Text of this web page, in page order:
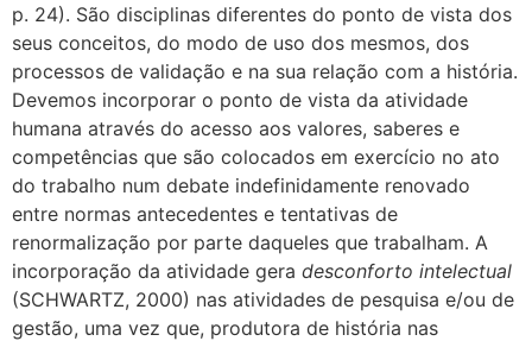
p. 24). São disciplinas diferentes do ponto de vista dos
seus conceitos, do modo de uso dos mesmos, dos
processos de validação e na sua relação com a história.
Devemos incorporar o ponto de vista da atividade
humana através do acesso aos valores, saberes e
competências que são colocados em exercício no ato
do trabalho num debate indefinidamente renovado
entre normas antecedentes e tentativas de
renormalização por parte daqueles que trabalham. A
incorporação da atividade gera desconforto intelectual
(SCHWARTZ, 2000) nas atividades de pesquisa e/ou de
gestão, uma vez que, produtora de história nas